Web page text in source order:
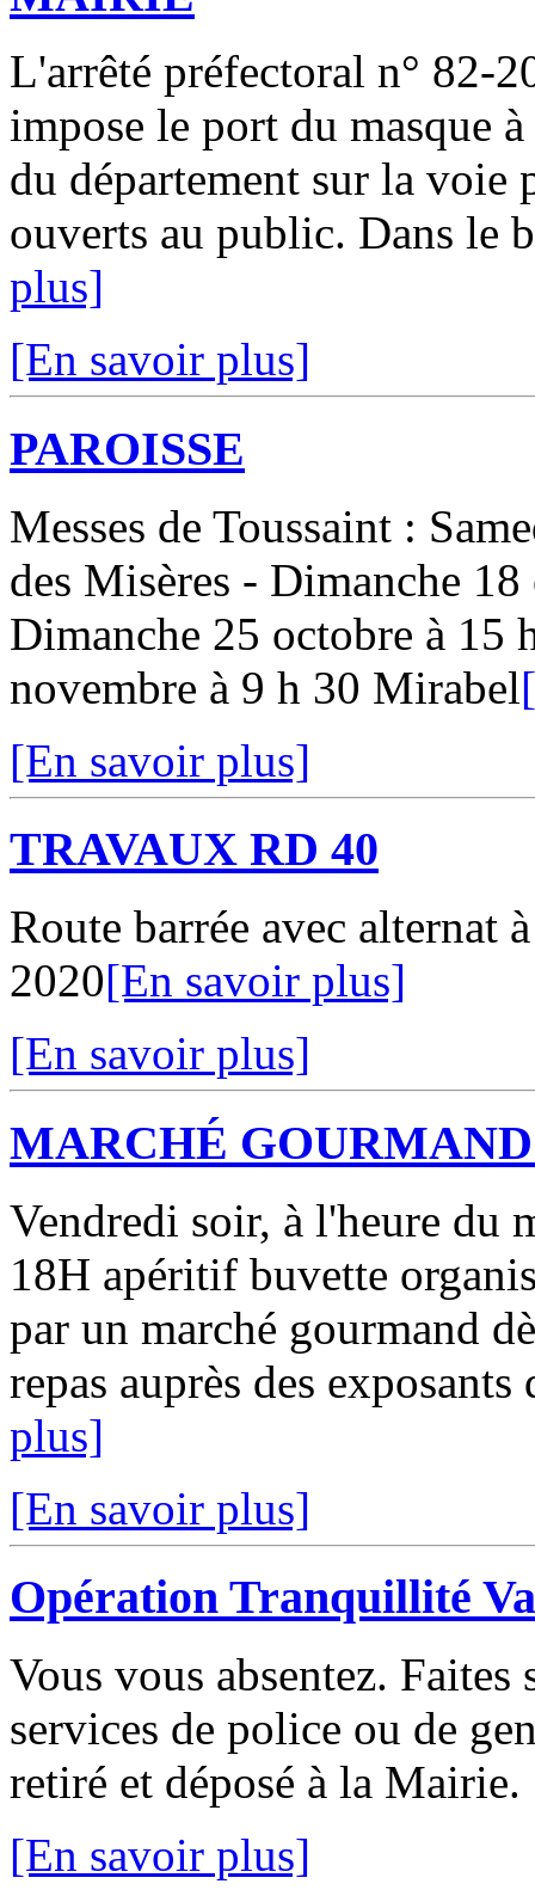
L'arrêté préfectoral n° 82-
impose le port du masque
du département sur la voie
ouverts au public. Dans le
plus]
[En savoir plus]
PAROISSE
Messes de Toussaint :
des Misères - Dimanche
Dimanche 25 octobre à 15
novembre à 9 h 30 Mirabel
[En savoir plus]
TRAVAUX RD 40
Route barrée avec alternat
2020[En savoir plus]
[En savoir plus]
MARCHÉ
Vendredi soir, à l'heure du
18H apéritif buvette
par un marché gourmand
repas auprès des
plus]
[En savoir plus]
Opération Tranquillité
Vous vous absentez.
services de police ou de
retiré et déposé à la
[En savoir plus]